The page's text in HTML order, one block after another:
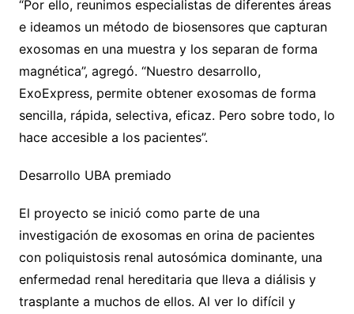
“Por ello, reunimos especialistas de diferentes áreas
e ideamos un método de biosensores que capturan
exosomas en una muestra y los separan de forma
magnética”, agregó. “Nuestro desarrollo,
ExoExpress, permite obtener exosomas de forma
sencilla, rápida, selectiva, eficaz. Pero sobre todo, lo
hace accesible a los pacientes”.
Desarrollo UBA premiado
El proyecto se inició como parte de una
investigación de exosomas en orina de pacientes
con poliquistosis renal autosómica dominante, una
enfermedad renal hereditaria que lleva a diálisis y
trasplante a muchos de ellos. Al ver lo difícil y